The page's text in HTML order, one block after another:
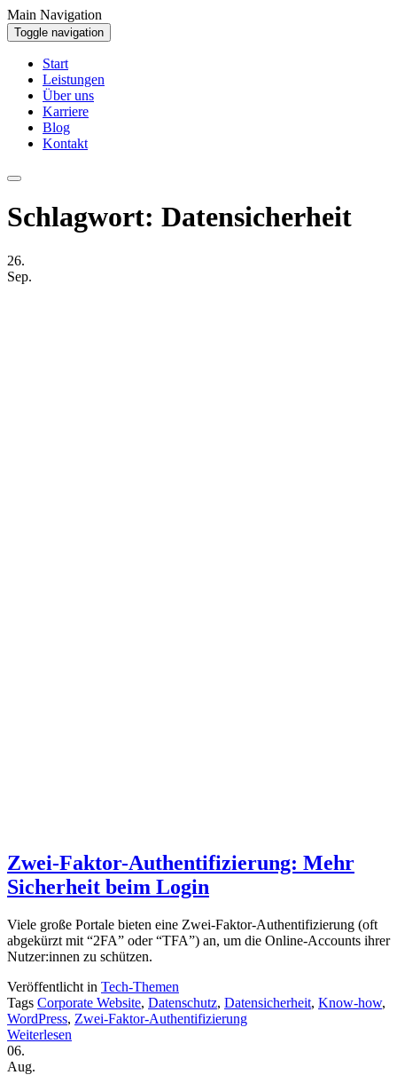
Main Navigation
Toggle navigation
Start
Leistungen
Über uns
Karriere
Blog
Kontakt
Schlagwort: Datensicherheit
26.
Sep.
Zwei-Faktor-Authentifizierung: Mehr
Sicherheit beim Login
Viele große Portale bieten eine Zwei-Faktor-Authentifizierung (oft
abgekürzt mit “2FA” oder “TFA”) an, um die Online-Accounts ihrer
Nutzer:innen zu schützen.
Veröffentlicht in Tech-Themen
Tags Corporate Website, Datenschutz, Datensicherheit, Know-how,
WordPress, Zwei-Faktor-Authentifizierung
Weiterlesen
06.
Aug.